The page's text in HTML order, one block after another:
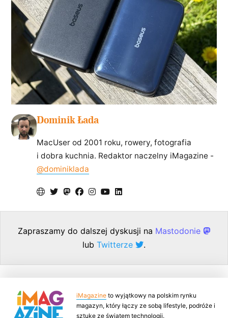
Dominik Łada
MacUser od 2001 roku, rowery, fotografia
i dobra kuchnia. Redaktor naczelny iMagazine -
@dominiklada
Zapraszamy do dalszej dyskusji na Mastodonie
lub Twitterze .
iMagazine to wyjątkowy na polskim rynku
magazyn, który łączy ze sobą lifestyle, podróże i
sztukę ze światem technologii.